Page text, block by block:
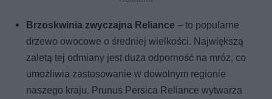
Brzoskwinia zwyczajna Reliance – to popularne
drzewo owocowe o średniej wielkości. Największą
zaletą tej odmiany jest duża odporność na mróz, co
umożliwia zastosowanie w dowolnym regionie
naszego kraju. Prunus Persica Reliance wytwarza